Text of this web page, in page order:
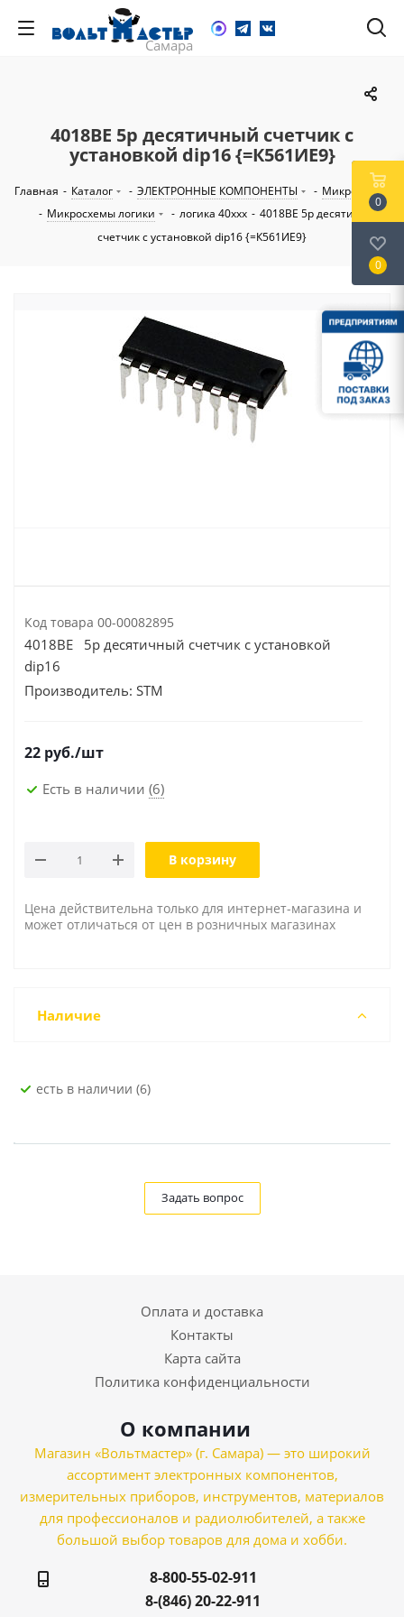
4018BE 5р десятичный счетчик с
установкой dip16 {=К561ИЕ9}
Главная - Каталог - ЭЛЕКТРОННЫЕ КОМПОНЕНТЫ - Микросхемы
- Микросхемы логики - логика 40ххх - 4018BE 5р десятичный
счетчик с установкой dip16 {=К561ИЕ9}
Код товара 00-00082895
4018BE 5р десятичный счетчик с установкой
dip16
Производитель: STM
22 руб./шт
Есть в наличии (6)
В корзину
Цена действительна только для интернет-магазина и
может отличаться от цен в розничных магазинах
Наличие
Есть в наличии (6)
Задать вопрос
Оплата и доставка
Контакты
Карта сайта
Политика конфиденциальности
О компании
Магазин «Вольтмастер» (г. Самара) — это широкий
ассортимент электронных компонентов,
измерительных приборов, инструментов, материалов
для профессионалов и радиолюбителей, а также
большой выбор товаров для дома и хобби.
8-800-55-02-911
8-(846) 20-22-911
0
0